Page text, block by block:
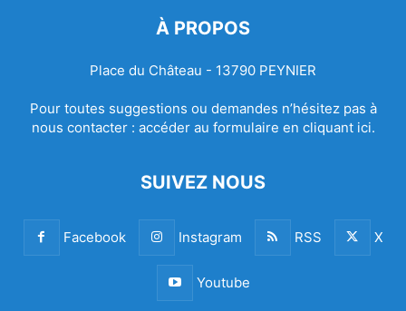
À PROPOS
Place du Château - 13790 PEYNIER
Pour toutes suggestions ou demandes n’hésitez pas à
nous contacter : accéder au formulaire en cliquant ici.
SUIVEZ NOUS
Facebook Instagram RSS X
Youtube